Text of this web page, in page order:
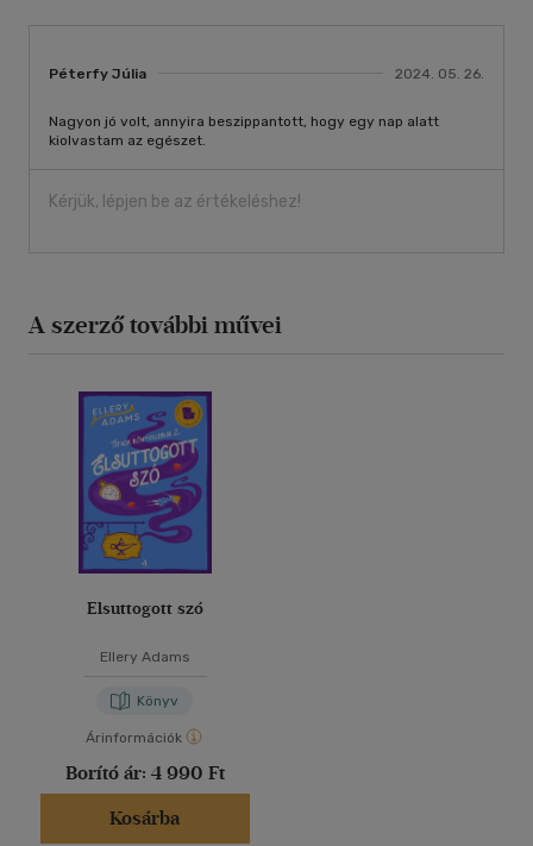
Péterfy Júlia 2024. 05. 26.
Nagyon jó volt, annyira beszippantott, hogy egy nap alatt
kiolvastam az egészet.
Kérjük, lépjen be az értékeléshez!
A szerző további művei
Elsuttogott szó
Ellery Adams
Könyv
Árinformációk
Borító ár: 4 990 Ft
Kosárba